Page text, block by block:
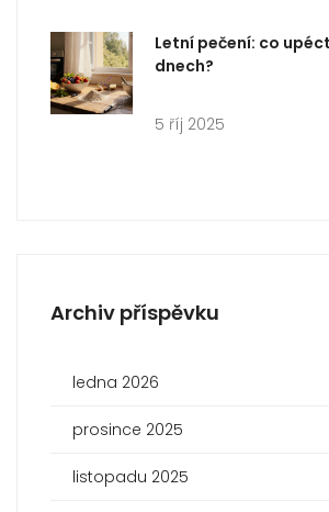
Letní pečení: co
dnech?
5 říj 2025
Archiv příspěvku
ledna 2026
prosince 2025
listopadu 2025